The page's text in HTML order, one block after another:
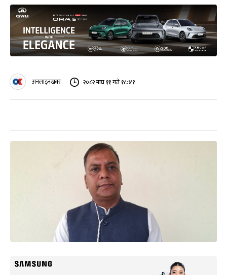
अनलाइनखबर २०८२ माघ ११ गते १८:४१